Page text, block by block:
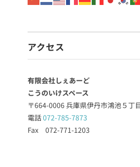
アクセス
有限会社しぇあーど
こうのいけスペース
〒664-0006 兵庫県伊丹市鴻池５丁
電話072-785-7873
Fax 072-771-1203